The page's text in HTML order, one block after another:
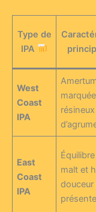
Type de
IPA
West
Coast
IPA
East
Coast
IPA
malt et
douceur
présente